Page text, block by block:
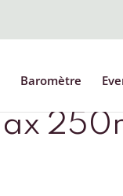
Baromètre